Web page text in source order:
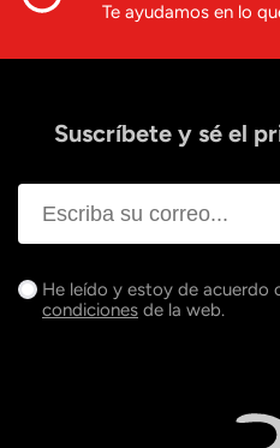
Te ayudamos en lo
Suscríbete y sé el
He leído y estoy de acuerdo
condiciones de la web.